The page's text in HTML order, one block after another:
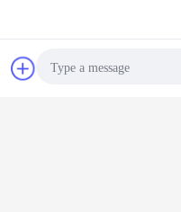
Chiacchierare